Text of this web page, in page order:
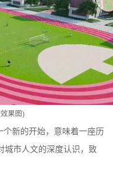
果图)
新的开始，意味着一座历
城市人文的深度认识，致